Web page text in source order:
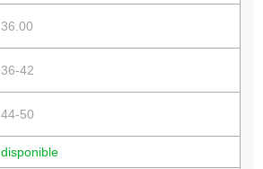
36.00
36-42
44-50
disponible